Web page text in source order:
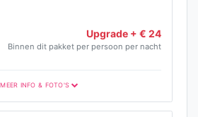
Upgrade + € 24
Binnen dit pakket per persoon per nacht
MEER INFO & FOTO'S